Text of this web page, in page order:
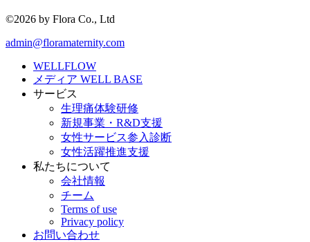
©2026 by Flora Co., Ltd
admin@floramaternity.com
WELLFLOW
メディア WELL BASE
サービス
生理痛体験研修
新規事業・R&D支援
女性サービス参入診断
女性活躍推進支援
私たちについて
会社情報
チーム
Terms of use
Privacy policy
お問い合わせ